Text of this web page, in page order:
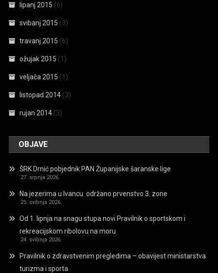
lipanj 2015 (6)
svibanj 2015 (3)
travanj 2015 (6)
ožujak 2015 (1)
veljača 2015 (1)
listopad 2014 (3)
rujan 2014 (3)
OBJAVE
ŠRK Drnić pobjednik PAN Županijske šaranske lige
27. srpnja 2026.
Na jezerima u Ivancu održano prvenstvo 3. zone
25. svibnja 2026.
Od 1. lipnja na snagu stupa novi Pravilnik o sportskom i
rekreacijskom ribolovu na moru
24. svibnja 2026.
Pravilnik o zdravstvenim pregledima – obavijest ministarstva
turizma i sporta